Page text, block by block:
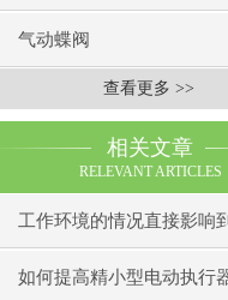
气动蝶阀
查看更多 >>
相关文章
RELEVANT ARTICLES
工作环境的情况直接影响
动闸阀使用
如何提高精小型电动执行